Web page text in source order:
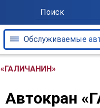
Обслуживаемые
«ГАЛИЧАНИН»
Автокран